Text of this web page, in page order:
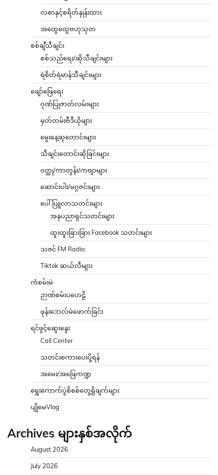
လစာနှင့်စရိတ်နှုန်းထား
အထွေထွေဗဟုသုတ
စစ်ချီသီချင်း
စစ်သည်ရေး/ဆိုသီချင်းများ
ရဲစိတ်ရဲမာန်သီချင်းများ
ဖျော်ဖြေရေး
ဂုဏ်ပြုဇာတ်လမ်းများ
မှတ်တမ်းဗီဒီယိုများ
မွေးနေ့ဆုတောင်းများ
သီချင်းတောင်းဆိုခြင်းများ
ဝတ္ထု/ကာတွန်း/ကဗျာများ
ဆောင်းပါး/မဂ္ဂဇင်းများ
ပေါ်ပြူလာသတင်းများ
အနုပညာရှင်သတင်းများ
ထူးထူးခြားခြား Facebook သတင်းများ
သဇင် FM Radio
Tiktok ဆယ်လီများ
ကံစမ်းမဲ
ဉာဏ်စမ်းပဟေဠိ
ဖုန်းဘေလ်မဲဖောက်ခြင်း
ရင်ဖွင့်ဆွေးနွေး
Call Center
သတင်းစကားပေးပို့ရန်
အမေး/အဖြေကဏ္ဍ
ရွေးကောက်ပွဲစိစစ်တွေ့ရှိချက်များ
ပျိုမေVlog
Archives များနှစ်အလိုက်
August 2026
July 2026